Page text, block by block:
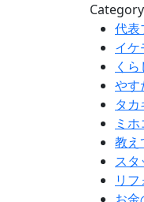
Category
代表
イケ
く
やす
タカ
ミ
教え
スタ
リ